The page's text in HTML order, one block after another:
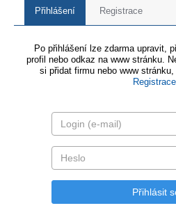
Přihlášení Registrace
Po přihlášení lze zdarma upravit,
profil nebo odkaz na www stránku.
si přidat firmu nebo www
Registrace